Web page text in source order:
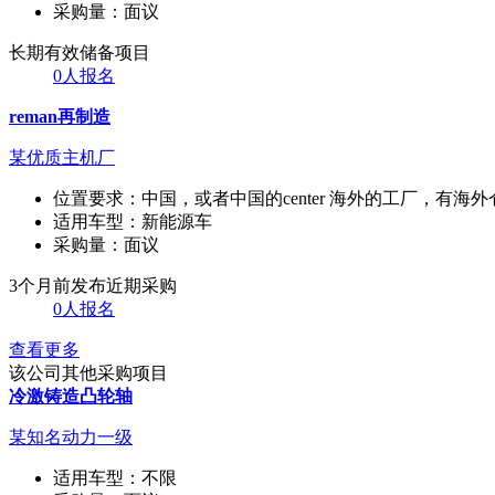
采购量： 面议
长期有效储备项目
0人报名
reman再制造
某优质主机厂
位置要求： 中国，或者中国的center 海外的工厂，有海外
适用车型： 新能源车
采购量： 面议
3个月前发布近期采购
0人报名
查看更多
该公司其他采购项目
冷激铸造凸轮轴
某知名动力一级
适用车型： 不限